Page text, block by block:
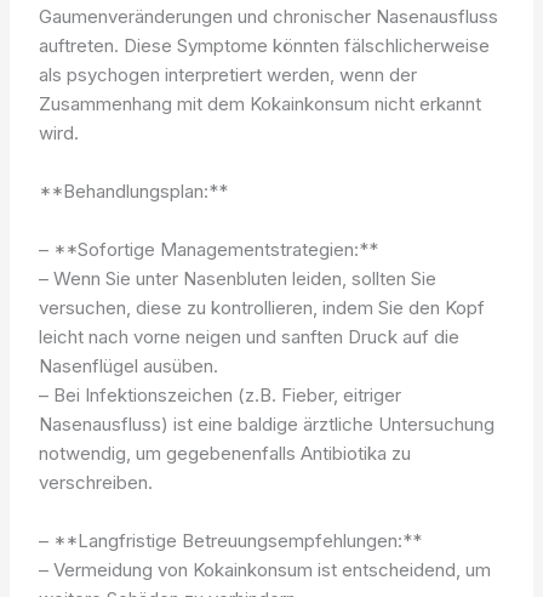
Gaumenveränderungen und chronischer Nasenausfluss
auftreten. Diese Symptome könnten fälschlicherweise
als psychogen interpretiert werden, wenn der
Zusammenhang mit dem Kokainkonsum nicht erkannt
wird.
**Behandlungsplan:**
– **Sofortige Managementstrategien:**
– Wenn Sie unter Nasenbluten leiden, sollten Sie
versuchen, diese zu kontrollieren, indem Sie den Kopf
leicht nach vorne neigen und sanften Druck auf die
Nasenflügel ausüben.
– Bei Infektionszeichen (z.B. Fieber, eitriger
Nasenausfluss) ist eine baldige ärztliche Untersuchung
notwendig, um gegebenenfalls Antibiotika zu
verschreiben.
– **Langfristige Betreuungsempfehlungen:**
– Vermeidung von Kokainkonsum ist entscheidend, um